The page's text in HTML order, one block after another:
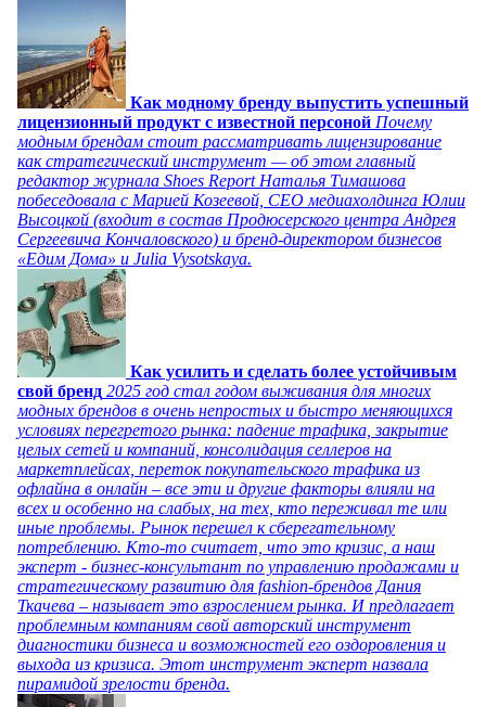
Как модному бренду выпустить успешный
лицензионный продукт с известной персоной Почему
модным брендам стоит рассматривать лицензирование
как стратегический инструмент — об этом главный
редактор журнала Shoes Report Наталья Тимашова
побеседовала с Марией Козеевой, СЕО медиахолдинга Юлии
Высоцкой (входит в состав Продюсерского центра Андрея
Сергеевича Кончаловского) и бренд-директором бизнесов
«Едим Дома» и Julia Vysotskaya.
Как усилить и сделать более устойчивым
свой бренд 2025 год стал годом выживания для многих
модных брендов в очень непростых и быстро меняющихся
условиях перегретого рынка: падение трафика, закрытие
целых сетей и компаний, консолидация селлеров на
маркетплейсах, переток покупательского трафика из
офлайна в онлайн – все эти и другие факторы влияли на
всех и особенно на слабых, на тех, кто переживал те или
иные проблемы. Рынок перешел к сберегательному
потреблению. Кто-то считает, что это кризис, а наш
эксперт - бизнес-консультант по управлению продажами и
стратегическому развитию для fashion-брендов Дания
Ткачева – называет это взрослением рынка. И предлагает
проблемным компаниям свой авторский инструмент
диагностики бизнеса и возможностей его оздоровления и
выхода из кризиса. Этот инструмент эксперт назвала
пирамидой зрелости бренда.